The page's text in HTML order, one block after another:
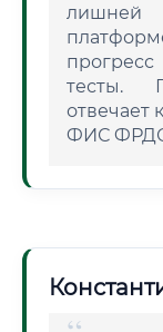
лишней
тесты.
отвечает
ФИС ФРДО